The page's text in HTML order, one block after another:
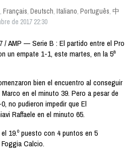
, Français, Deutsch, Italiano, Português, 中
de 2017 22:30
/ AMP — Serie B : El partido entre el Pro
un empate 1-1, este martes, en la 5ª
bien el encuentro al conseguir
en el minuto 39. Pero a pesar de
no pudieron impedir que El
Raffaele en el minuto 65.
19.º puesto con 4 puntos en 5
Calcio.